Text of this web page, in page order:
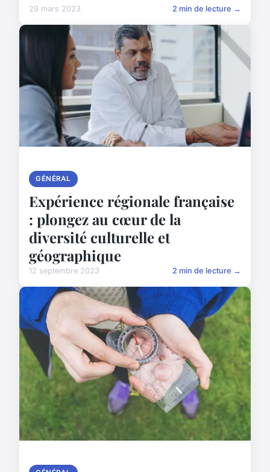
29 mars 2023 2 min de lecture →
GÉNÉRAL
Expérience régionale française
: plongez au cœur de la
diversité culturelle et
géographique
12 septembre 2023 2 min de lecture →